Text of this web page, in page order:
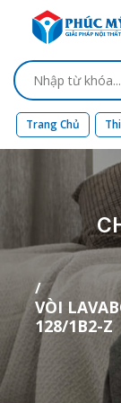
Trang Chủ
VÒI
128/1B2-Z